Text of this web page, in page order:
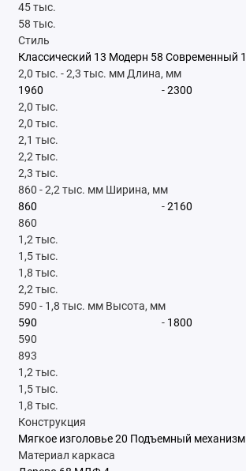
45 тыс.
58 тыс.
Стиль
Классический 13 Модерн 58 Современный 1
2,0 тыс. -2,3 тыс. ммДлина, мм
-
2,0 тыс.
2,0 тыс.
2,1 тыс.
2,2 тыс.
2,3 тыс.
860 -2,2 тыс. мм Ширина, мм
-
860
1,2 тыс.
1,5 тыс.
1,8 тыс.
2,2 тыс.
590 - 1,8 тыс. мм Высота, мм
-
590
893
1,2 тыс.
1,5 тыс.
1,8 тыс.
Конструкция
Мягкое изголовье 20 Подъемный механизм
Материал каркаса